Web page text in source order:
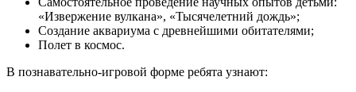
«Извержение вулкана», «Тысячелетний дождь»;
Создание аквариума с древнейшими обитателями;
Полет в космос.
В познавательно-игровой форме ребята узнают: